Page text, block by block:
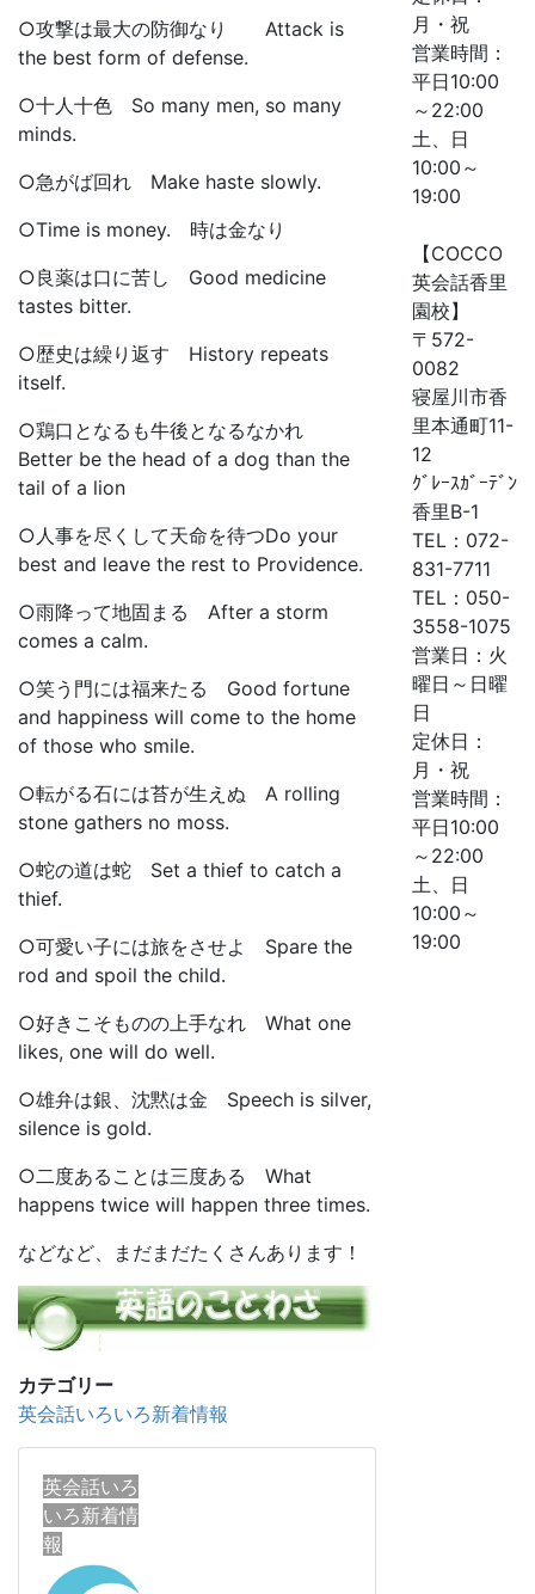
○攻撃は最大の防御なり Attack is
the best form of defense.
○十人十色 So many men, so many
minds.
○急がば回れ Make haste slowly.
○Time is money. 時は金なり
○良薬は口に苦し Good medicine
tastes bitter.
○歴史は繰り返す History repeats
itself.
○鶏口となるも牛後となるなかれ
Better be the head of a dog than the
tail of a lion
○人事を尽くして天命を待つDo your
best and leave the rest to Providence.
○雨降って地固まる After a storm
comes a calm.
○笑う門には福来たる Good fortune
and happiness will come to the home
of those who smile.
○転がる石には苔が生えぬ A rolling
stone gathers no moss.
○蛇の道は蛇 Set a thief to catch a
thief.
○可愛い子には旅をさせよ Spare the
rod and spoil the child.
○好きこそものの上手なれ What one
likes, one will do well.
○雄弁は銀、沈黙は金 Speech is silver,
silence is gold.
○二度あることは三度ある What
happens twice will happen three times.
などなど、まだまだたくさんあります！
カテゴリー
英会話いろいろ新着情報
英会話いろ
いろ新着情
報
月・祝
営業時間：
平日10:00
～22:00
土、日
10:00～
19:00
【COCCO
英会話香里
園校】
〒572-
0082
寝屋川市香
里本通町11-
12
ｸﾞﾚｰｽｶﾞｰﾃﾞﾝ
香里B-1
TEL：072-
831-7711
TEL：050-
3558-1075
営業日：火
曜日～日曜
日
定休日：
月・祝
営業時間：
平日10:00
～22:00
土、日
10:00～
19:00